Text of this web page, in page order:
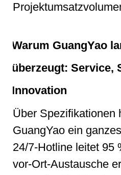
Warum GuangYao
überzeugt: Service,
Innovation
Über Spezifikationen
GuangYao ein
24/7-Hotline leitet 95
vor-Ort-Austausche